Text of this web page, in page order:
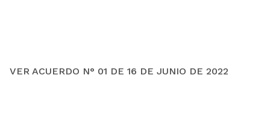
VER ACUERDO N° 01 DE 16 DE JUNIO DE 2022